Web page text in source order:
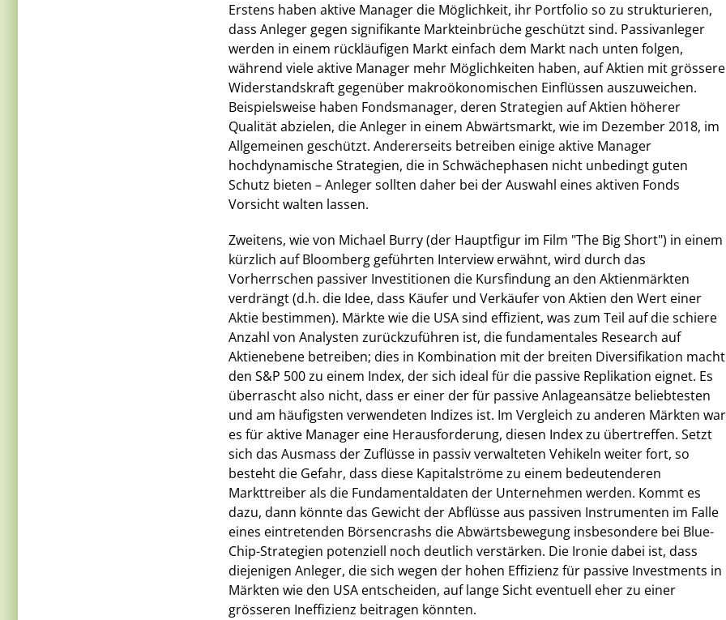
Erstens haben aktive Manager die Möglichkeit, ihr Portfolio so zu strukturieren,
dass Anleger gegen signifikante Markteinbrüche geschützt sind. Passivanleger
werden in einem rückläufigen Markt einfach dem Markt nach unten folgen,
während viele aktive Manager mehr Möglichkeiten haben, auf Aktien mit
Widerstandskraft gegenüber makroökonomischen Einflüssen auszuweichen.
Beispielsweise haben Fondsmanager, deren Strategien auf Aktien höherer
Qualität abzielen, die Anleger in einem Abwärtsmarkt, wie im Dezember 2018, im
Allgemeinen geschützt. Andererseits betreiben einige aktive Manager
hochdynamische Strategien, die in Schwächephasen nicht unbedingt guten
Schutz bieten – Anleger sollten daher bei der Auswahl eines aktiven Fonds
Vorsicht walten lassen.
Zweitens, wie von Michael Burry (der Hauptfigur im Film "The Big Short") in einem
kürzlich auf Bloomberg geführten Interview erwähnt, wird durch das
Vorherrschen passiver Investitionen die Kursfindung an den Aktienmärkten
verdrängt (d.h. die Idee, dass Käufer und Verkäufer von Aktien den Wert einer
Aktie bestimmen). Märkte wie die USA sind effizient, was zum Teil auf die schiere
Anzahl von Analysten zurückzuführen ist, die fundamentales Research auf
Aktienebene betreiben; dies in Kombination mit der breiten Diversifikation macht
den S&P 500 zu einem Index, der sich ideal für die passive Replikation eignet. Es
überrascht also nicht, dass er einer der für passive Anlageansätze beliebtesten
und am häufigsten verwendeten Indizes ist. Im Vergleich zu anderen Märkten war
es für aktive Manager eine Herausforderung, diesen Index zu übertreffen. Setzt
sich das Ausmass der Zuflüsse in passiv verwalteten Vehikeln weiter fort, so
besteht die Gefahr, dass diese Kapitalströme zu einem bedeutenderen
Markttreiber als die Fundamentaldaten der Unternehmen werden. Kommt es
dazu, dann könnte das Gewicht der Abflüsse aus passiven Instrumenten im Falle
eines eintretenden Börsencrashs die Abwärtsbewegung insbesondere bei Blue-
Chip-Strategien potenziell noch deutlich verstärken. Die Ironie dabei ist, dass
diejenigen Anleger, die sich wegen der hohen Effizienz für passive Investments in
Märkten wie den USA entscheiden, auf lange Sicht eventuell eher zu einer
grösseren Ineffizienz beitragen könnten.